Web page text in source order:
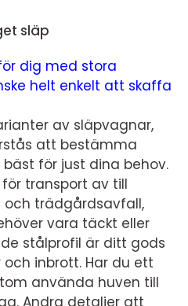
släp
dig med stora
helt enkelt att skaffa
av släpvagnar,
att bestämma
för just dina behov.
transport av till
och trädgårdsavfall,
vara täckt eller
stålprofil är ditt gods
inbrott. Har du ett
använda huven till
Andra detaljer att